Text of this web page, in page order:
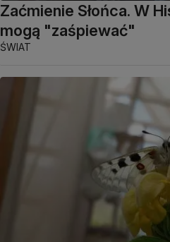
Zaćmienie Słońca. W
mogą "zaśpiewać"
ŚWIAT